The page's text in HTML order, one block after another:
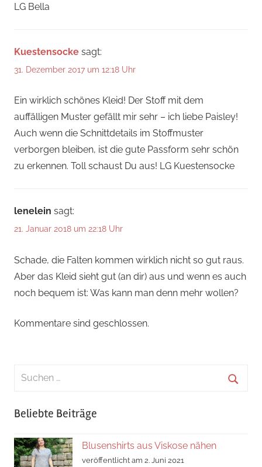
LG Bella
Kuestensocke sagt:
31. Dezember 2017 um 12:18 Uhr
Ein wirklich schönes Kleid! Der Stoff mit dem
auffälligen Muster gefällt mir sehr – ich liebe Paisley!
Auch wenn die Schnittdetails im Stoffmuster
verborgen bleiben, ist die gute Passform sehr schön
zu erkennen. Toll schaust Du aus! LG Kuestensocke
lenelein sagt:
21. Januar 2018 um 22:18 Uhr
Schade, die Falten kommen wirklich nicht so gut raus.
Aber das Kleid sieht gut (an dir) aus und wenn es auch
noch bequem ist: Was kann man denn mehr wollen?
Kommentare sind geschlossen.
Suchen
Beliebte Beiträge
Blusenshirts aus Viskose nähen
veröffentlicht am 2. Juni 2021